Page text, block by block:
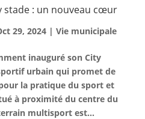
stade : un nouveau cœur
29, 2024| Vie municipale
inauguré son City
urbain qui promet de
la pratique du sport et
à proximité du centre du
multisport est...